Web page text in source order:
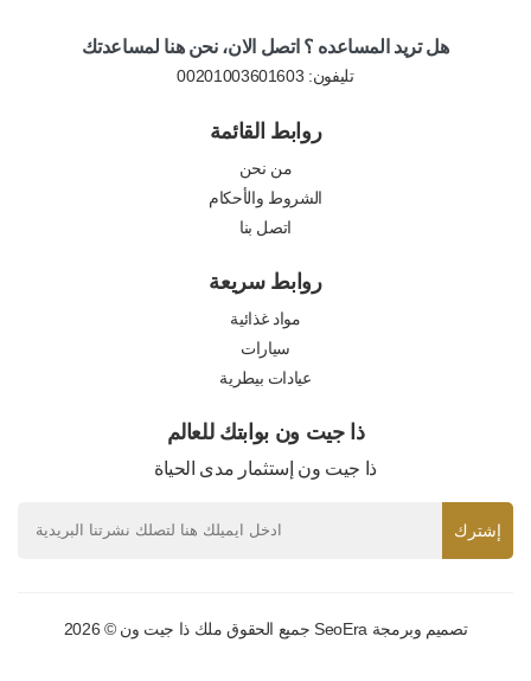
هل تريد المساعده ؟ اتصل الان، نحن هنا لمساعدتك
تليفون: 00201003601603
روابط القائمة
من نحن
الشروط والأحكام
اتصل بنا
روابط سريعة
مواد غذائية
سيارات
عيادات بيطرية
ذا جيت ون بوابتك للعالم
ذا جيت ون إستثمار مدى الحياة
إشترك
جميع الحقوق ملك ذا جيت ون © 2026SeoEra تصميم وبرمجة